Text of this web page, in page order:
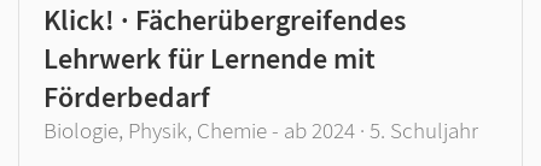
Klick! · Fächerübergreifendes
Lehrwerk für Lernende mit
Förderbedarf
Biologie, Physik, Chemie - ab 2024 · 5. Schuljahr